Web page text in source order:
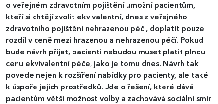
o veřejném zdravotním pojištění umožní pacientům,
kteří si chtějí zvolit ekvivalentní, dnes z veřejného
zdravotního pojištění nehrazenou péči, doplatit pouze
rozdíl v ceně mezi hrazenou a nehrazenou péčí. Pokud
bude návrh přijat, pacienti nebudou muset platit plnou
cenu ekvivalentní péče, jako je tomu dnes. Návrh tak
povede nejen k rozšíření nabídky pro pacienty, ale také
k úspoře jejich prostředků. Jde o řešení, které dává
pacientům větší možnost volby a zachovává sociální smír